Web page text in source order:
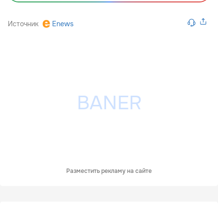
Источник Enews
Разместить рекламу на сайте